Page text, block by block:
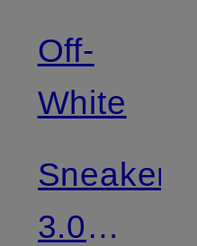
Off-
White
Sneaker
3.0